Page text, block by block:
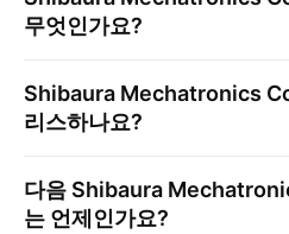
무엇인가요?
Shibaura Mechatronics
리스하나요?
다음 Shibaura
는 언제인가요?